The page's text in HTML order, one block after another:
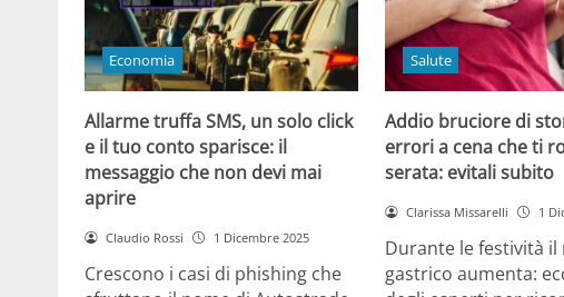
Economia
Allarme truffa SMS, un solo click
e il tuo conto sparisce: il
messaggio che non devi mai
aprire
Claudio Rossi 1 Dicembre 2025
Crescono i casi di phishing che
Salute
Addio bruciore di
errori a cena che ti
serata: evitali subito
Clarissa Missarelli 1
Durante le festività il
gastrico aumenta: